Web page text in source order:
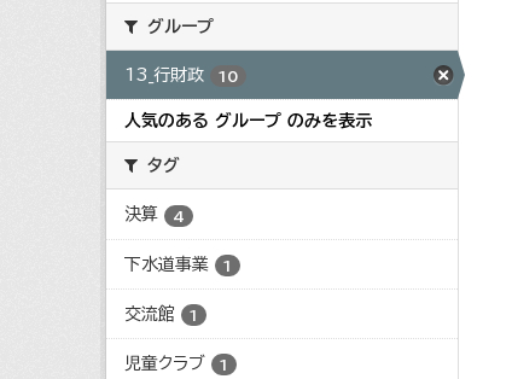
グループ
13_行財政 10
人気のある グループ のみを表示
タグ
決算 4
下水道事業 1
交流館 1
児童クラブ 1